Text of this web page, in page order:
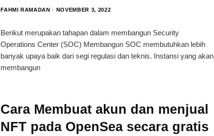
FAHMI RAMADAN NOVEMBER 3, 2022
Berikut merupakan tahapan dalam membangun Security
Operations Center (SOC) Membangun SOC membutuhkan lebih
banyak upaya baik dari segi regulasi dan teknis. Instansi yang akan
membangun
Cara Membuat akun dan menjual
NFT pada OpenSea secara gratis